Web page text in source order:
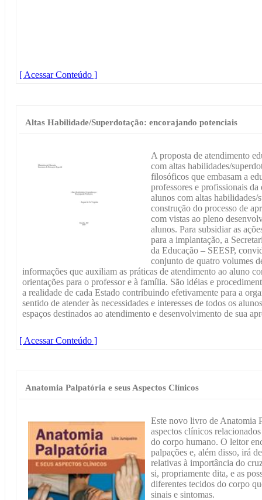
[ Acessar Conteúdo ]
Altas Habilidade/Superdotação: encorajando potenciais
A proposta de atendimento
com altas habilidades/
filosóficos que embasam a
professores e profissionais
alunos com altas
construção do processo de
com vistas ao pleno
alunos. Para subsidiar as
para a implantação, a
da Educação – SEESP,
conjunto de quatro volumes
informações que auxiliam as práticas de atendimento ao aluno
orientações para o professor e à família. São idéias e
a realidade de cada Estado contribuindo efetivamente para a
sentido de atender às necessidades e interesses de todos os
espaços destinados ao atendimento e desenvolvimento de sua
[ Acessar Conteúdo ]
Anatomia Palpatória e seus Aspectos Clínicos
Este novo livro de Anatomia
aspectos clínicos
do corpo humano. O leitor
palpações e, além disso, irá
relativas à importância do
si, propriamente dita, e as
diferentes tecidos do corpo
sinais e sintomas.